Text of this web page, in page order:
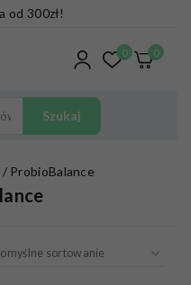
od 300zł!
0 0
Szukaj
/ ProbioBalance